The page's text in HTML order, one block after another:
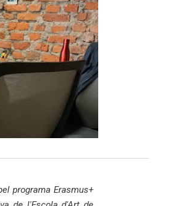
programa Erasmus+